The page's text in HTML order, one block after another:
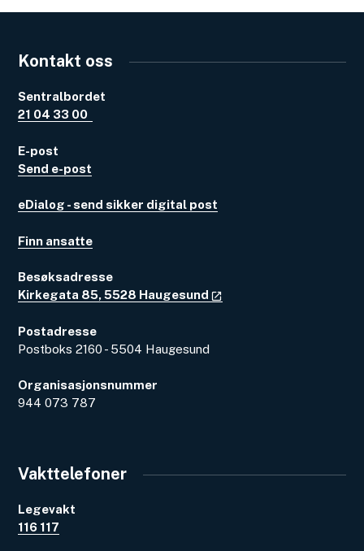
Kontakt oss
Sentralbordet
21 04 33 00
E-post
Send e-post
eDialog - send sikker digital post
Finn ansatte
Besøksadresse
Kirkegata 85, 5528 Haugesund
Postadresse
Postboks 2160 - 5504 Haugesund
Organisasjonsnummer
944 073 787
Vakttelefoner
Legevakt
116 117